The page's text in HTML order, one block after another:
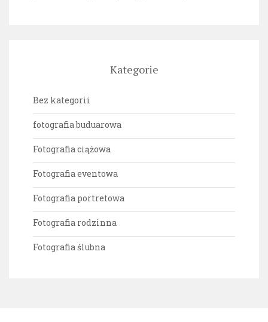
Kategorie
Bez kategorii
fotografia buduarowa
Fotografia ciążowa
Fotografia eventowa
Fotografia portretowa
Fotografia rodzinna
Fotografia ślubna